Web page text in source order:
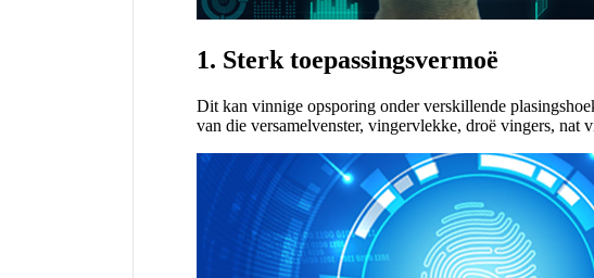
1. Sterk toepassingsvermoë
Dit kan vinnige opsporing onder verskillende
van die versamelvenster, vingervlekke, droë vingers, nat